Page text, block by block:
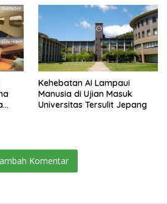
Kehebatan AI Lampaui
Manusia di Ujian Masuk
Universitas Tersulit Jepang
Komentar